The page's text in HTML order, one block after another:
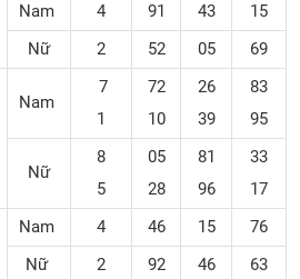
Nam 4 91 43
15
Nữ
2 52 05 69
Nam
7
1
72
10
26
39
83
95
Nữ
8
5
05
28
81
96
33
17
Nam 4 46 15
76
Nữ
2 92 46 63